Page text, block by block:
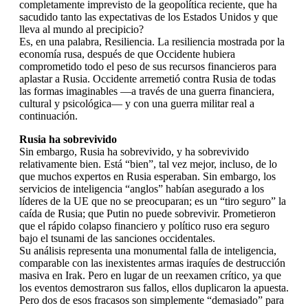
completamente imprevisto de la geopolítica reciente, que ha
sacudido tanto las expectativas de los Estados Unidos y que
lleva al mundo al precipicio?
Es, en una palabra, Resiliencia. La resiliencia mostrada por la
economía rusa, después de que Occidente hubiera
comprometido todo el peso de sus recursos financieros para
aplastar a Rusia. Occidente arremetió contra Rusia de todas
las formas imaginables —a través de una guerra financiera,
cultural y psicológica— y con una guerra militar real a
continuación.
Rusia ha sobrevivido
Sin embargo, Rusia ha sobrevivido, y ha sobrevivido
relativamente bien. Está “bien”, tal vez mejor, incluso, de lo
que muchos expertos en Rusia esperaban. Sin embargo, los
servicios de inteligencia “anglos” habían asegurado a los
líderes de la UE que no se preocuparan; es un “tiro seguro” la
caída de Rusia; que Putin no puede sobrevivir. Prometieron
que el rápido colapso financiero y político ruso era seguro
bajo el tsunami de las sanciones occidentales.
Su análisis representa una monumental falla de inteligencia,
comparable con las inexistentes armas iraquíes de destrucción
masiva en Irak. Pero en lugar de un reexamen crítico, ya que
los eventos demostraron sus fallos, ellos duplicaron la apuesta.
Pero dos de esos fracasos son simplemente “demasiado” para